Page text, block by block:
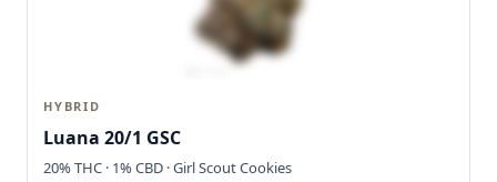
HYBRID
Luana 20/1 GSC
20% THC · 1% CBD · Girl Scout Cookies